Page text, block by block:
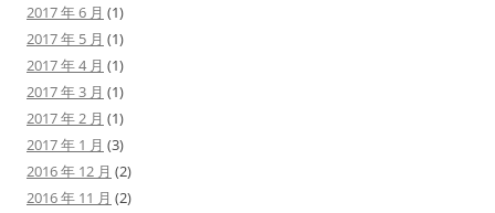
2017 年 6 月 (1)
2017 年 5 月 (1)
2017 年 4 月 (1)
2017 年 3 月 (1)
2017 年 2 月 (1)
2017 年 1 月 (3)
2016 年 12 月 (2)
2016 年 11 月 (2)